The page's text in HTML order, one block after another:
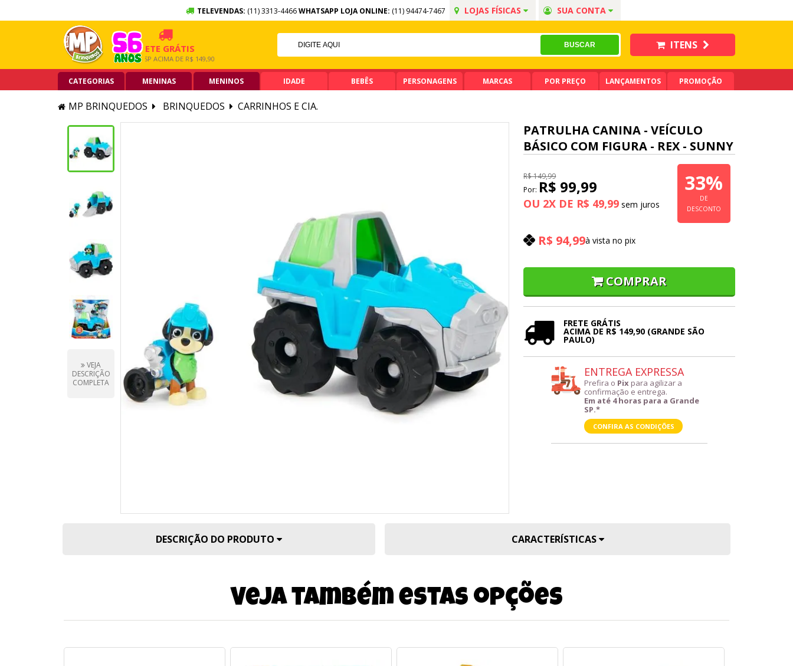
TELEVENDAS: (11) 3313-4466WHATSAPP LOJA ONLINE: (11) 94474-7467 LOJAS FÍSICAS SUA CONTA
FRETE GRÁTIS
GRANDE SP ACIMA DE R$ 149,90
5% OFF NO PIX
PIX ACIMA DE R$ 99,90
ITENS
CATEGORIAS MENINAS MENINOS IDADE BEBÊS PERSONAGENS MARCAS POR PREÇO LANÇAMENTOS PROMOÇÃO
MP BRINQUEDOS BRINQUEDOS CARRINHOS E CIA.
VEJA
DESCRIÇÃO
COMPLETA
PATRULHA CANINA - VEÍCULO
BÁSICO COM FIGURA - REX - SUNNY
R$ 149,99
Por: R$ 99,99
OU 2X DE R$ 49,99
33%
DE
DESCONTO
R$ 94,99à vista no pix
COMPRAR
FRETE GRÁTIS
ACIMA DE R$ 149,90 (GRANDE SÃO
PAULO)
ENTREGA EXPRESSA
Prefira o Pix para agilizar a
confirmação e entrega.
Em até 4 horas para a Grande
SP.*
CONFIRA AS CONDIÇÕES
DESCRIÇÃO DO PRODUTO CARACTERÍSTICAS
Veja também estas opções